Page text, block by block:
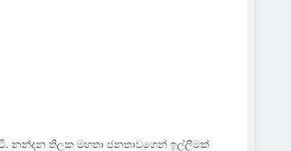
නන්දන තිලක මහතා ජනතාවගෙන් ඉල්ලීමක්